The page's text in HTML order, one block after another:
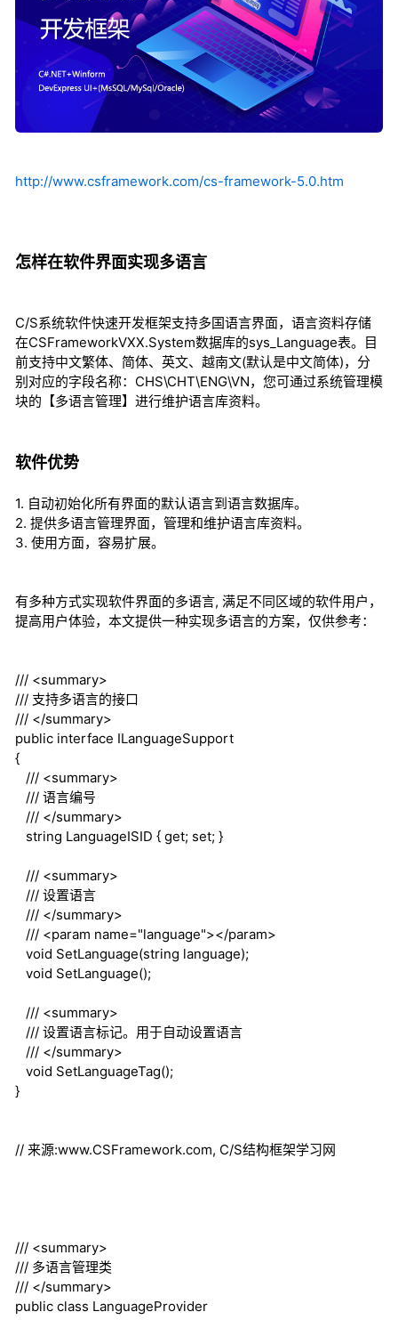
http://www.csframework.com/cs-framework-5.0.htm
怎样在软件界面实现多语言
C/S系统软件快速开发框架支持多国语言界面，语言资料存储
在CSFrameworkVXX.System数据库的sys_Language表。目
前支持中文繁体、简体、英文、越南文(默认是中文简体)，分
别对应的字段名称：CHS\CHT\ENG\VN，您可通过系统管理模
块的【多语言管理】进行维护语言库资料。
软件优势
1. 自动初始化所有界面的默认语言到语言数据库。
2. 提供多语言管理界面，管理和维护语言库资料。
3. 使用方面，容易扩展。
有多种方式实现软件界面的多语言, 满足不同区域的软件用户，
提高用户体验，本文提供一种实现多语言的方案，仅供参考：
/// <summary>
/// 支持多语言的接口
/// </summary>
public interface ILanguageSupport
{
/// <summary>
/// 语言编号
/// </summary>
string LanguageISID { get; set; }
/// <summary>
/// 设置语言
/// </summary>
/// <param name="language"></param>
void SetLanguage(string language);
void SetLanguage();
/// <summary>
/// 设置语言标记。用于自动设置语言
/// </summary>
void SetLanguageTag();
}
// 来源:www.CSFramework.com, C/S结构框架学习网
/// <summary>
/// 多语言管理类
/// </summary>
public class LanguageProvider